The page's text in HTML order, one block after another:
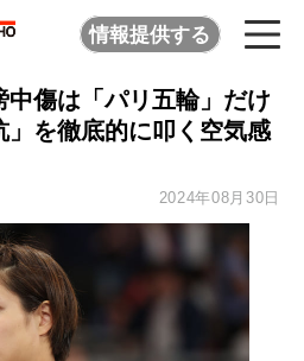
情報提供する
中傷は「パリ五輪」だけ
を徹底的に叩く空気感
2024年08月30日